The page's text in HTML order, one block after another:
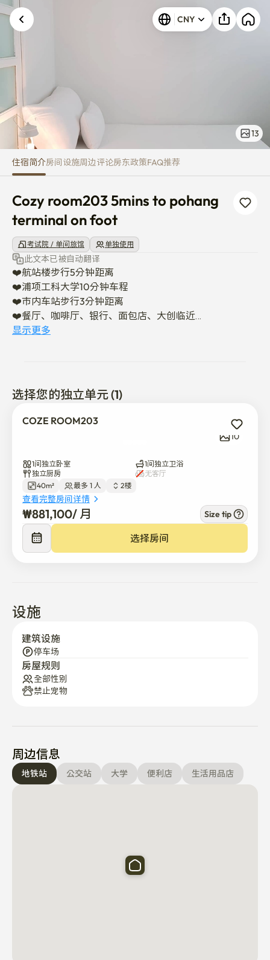
Cozy room203 5mins to
CNY
13
住宿简介房间设施周边评论房东政策FAQ推荐
Cozy room203 5mins to pohang
terminal on foot
考试院 / 单间旅馆 单独使用
此文本已被自动翻译
❤️航站楼步行5分钟距离
❤️浦项工科大学10分钟车程
❤️市内车站步行3分钟距离
❤️餐厅、咖啡厅、银行、面包店、大创临近
❤️主机住在4楼，快速反馈
❤️建筑物内绝对禁烟
❤️在室内必须脱鞋
显示更多
选择您的独立单元 (1)
COZE ROOM203
10
1间独立卧室
1间独立卫浴
独立厨房
无客厅
40m²
最多 1 人 2楼
查看完整房间详情
₩881,100/ 月 Size tip
选择房间
设施
建筑设施
停车场
房屋规则
全部性别
禁止宠物
周边信息
地铁站 公交站 大学 便利店 生活用品店